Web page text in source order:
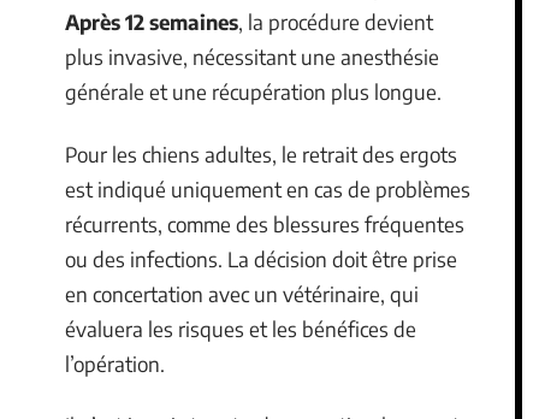
Après 12 semaines, la procédure devient
plus invasive, nécessitant une anesthésie
générale et une récupération plus longue.
Pour les chiens adultes, le retrait des ergots
est indiqué uniquement en cas de problèmes
récurrents, comme des blessures fréquentes
ou des infections. La décision doit être prise
en concertation avec un vétérinaire, qui
évaluera les risques et les bénéfices de
l’opération.